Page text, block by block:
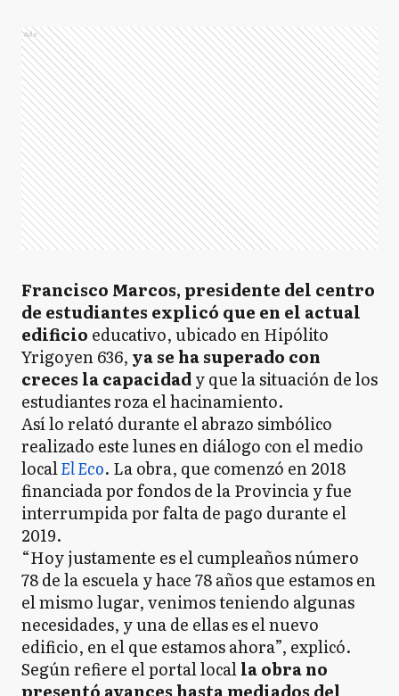
Ads
Francisco Marcos, presidente del centro
de estudiantes explicó que en el actual
edificio educativo, ubicado en Hipólito
Yrigoyen 636, ya se ha superado con
creces la capacidady que la situación de los
estudiantes roza el hacinamiento.
Así lo relató durante el abrazo simbólico
realizado este lunes en diálogo con el medio
localEl Eco. La obra, que comenzó en 2018
financiada por fondos de la Provincia y fue
interrumpida por falta de pago durante el
2019.
“Hoy justamente es el cumpleaños número
78 de la escuela y hace 78 años que estamos en
el mismo lugar, venimos teniendo algunas
necesidades, y una de ellas es el nuevo
edificio, en el que estamos ahora”, explicó.
Según refiere el portal localla obra no
presentó avances hasta mediados del